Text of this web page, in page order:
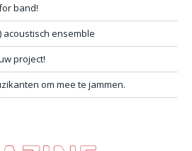
band!
acoustisch ensemble
project!
om mee te jammen.